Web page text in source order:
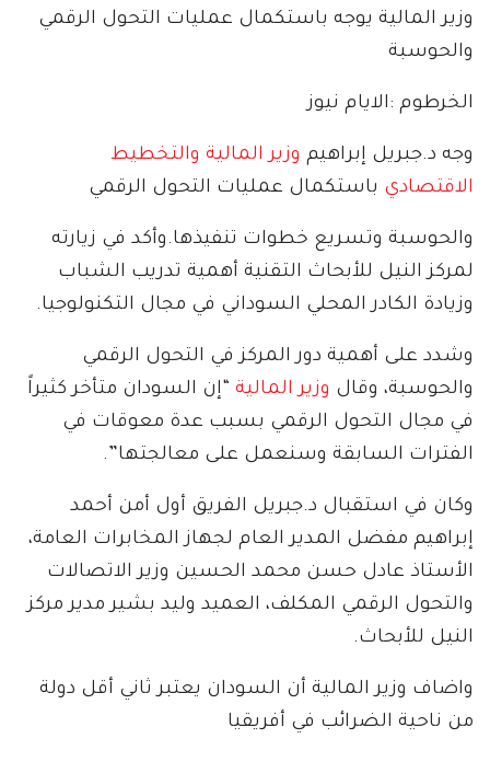
وزير المالية يوجه باستكمال عمليات التحول الرقمي
والحوسبة
الخرطوم :الايام نيوز
وجه د.جبريل إبراهيم وزير المالية والتخطيط
الاقتصادي باستكمال عمليات التحول الرقمي
والحوسبة وتسريع خطوات تنفيذها.وأكد في زيارته
لمركز النيل للأبحاث التقنية أهمية تدريب الشباب
وزيادة الكادر المحلي السوداني في مجال التكنولوجيا.
وشدد على أهمية دور المركز في التحول الرقمي
والحوسبة، وقال وزير المالية “إن السودان متأخر كثيراً
في مجال التحول الرقمي بسبب عدة معوقات في
الفترات السابقة وسنعمل على معالجتها”.
وكان في استقبال د.جبريل الفريق أول أمن أحمد
إبراهيم مفضل المدير العام لجهاز المخابرات العامة،
الأستاذ عادل حسن محمد الحسين وزير الاتصالات
والتحول الرقمي المكلف، العميد وليد بشير مدير مركز
النيل للأبحاث.
واضاف وزير المالية أن السودان يعتبر ثاني أقل دولة
من ناحية الضرائب في أفريقيا